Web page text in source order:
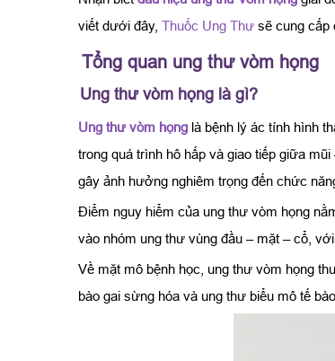
viết dưới đây, Thuốc Ung Thư sẽ cung cấp
Tổng quan ung thư vòm họng
Ung thư vòm họng là gì?
Ung thư vòm họng là bệnh lý ác tính hình
trong quá trình hô hấp và giao tiếp giữa
gây ảnh hưởng nghiêm trọng đến chức
Điểm nguy hiểm của ung thư vòm họng
vào nhóm ung thư vùng đầu – mặt – cổ,
Về mặt mô bệnh học, ung thư vòm họng
bào gai sừng hóa và ung thư biểu mô tế